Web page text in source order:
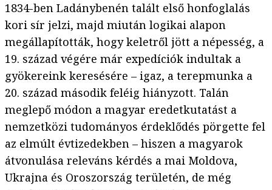
1834-ben Ladánybenén talált első honfoglalás
kori sír jelzi, majd miután logikai alapon
megállapították, hogy keletről jött a népesség, a
19. század végére már expedíciók indultak a
gyökereink keresésére – igaz, a terepmunka a
20. század második feléig hiányzott. Talán
meglepő módon a magyar eredetkutatást a
nemzetközi tudományos érdeklődés pörgette fel
az elmúlt évtizedekben – hiszen a magyarok
átvonulása releváns kérdés a mai Moldova,
Ukrajna és Oroszország területén, de még